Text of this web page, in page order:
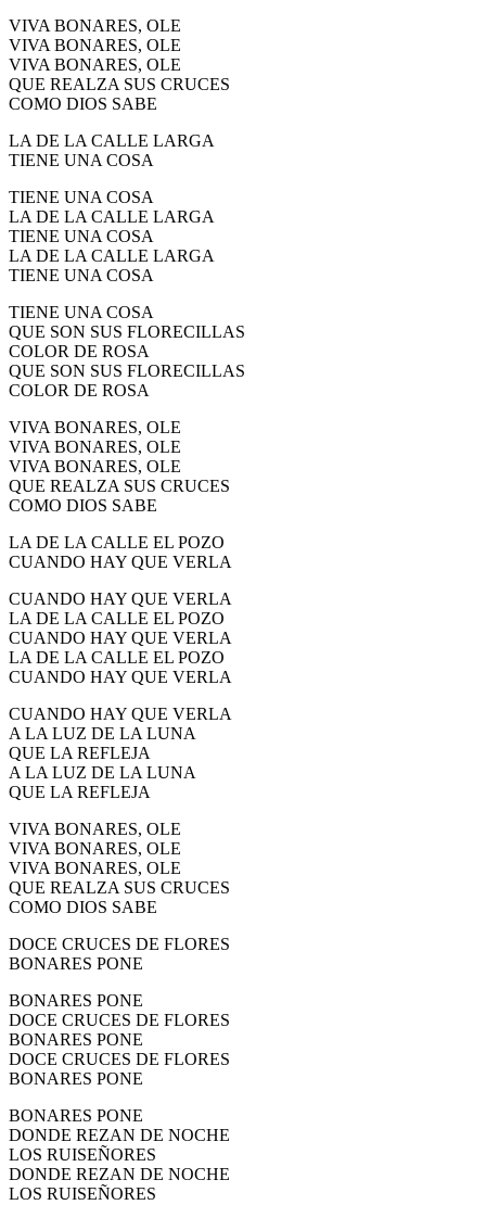
VIVA BONARES, OLE
VIVA BONARES, OLE
VIVA BONARES, OLE
QUE REALZA SUS CRUCES
COMO DIOS SABE
LA DE LA CALLE LARGA
TIENE UNA COSA
TIENE UNA COSA
LA DE LA CALLE LARGA
TIENE UNA COSA
LA DE LA CALLE LARGA
TIENE UNA COSA
TIENE UNA COSA
QUE SON SUS FLORECILLAS
COLOR DE ROSA
QUE SON SUS FLORECILLAS
COLOR DE ROSA
VIVA BONARES, OLE
VIVA BONARES, OLE
VIVA BONARES, OLE
QUE REALZA SUS CRUCES
COMO DIOS SABE
LA DE LA CALLE EL POZO
CUANDO HAY QUE VERLA
CUANDO HAY QUE VERLA
LA DE LA CALLE EL POZO
CUANDO HAY QUE VERLA
LA DE LA CALLE EL POZO
CUANDO HAY QUE VERLA
CUANDO HAY QUE VERLA
A LA LUZ DE LA LUNA
QUE LA REFLEJA
A LA LUZ DE LA LUNA
QUE LA REFLEJA
VIVA BONARES, OLE
VIVA BONARES, OLE
VIVA BONARES, OLE
QUE REALZA SUS CRUCES
COMO DIOS SABE
DOCE CRUCES DE FLORES
BONARES PONE
BONARES PONE
DOCE CRUCES DE FLORES
BONARES PONE
DOCE CRUCES DE FLORES
BONARES PONE
BONARES PONE
DONDE REZAN DE NOCHE
LOS RUISEÑORES
DONDE REZAN DE NOCHE
LOS RUISEÑORES